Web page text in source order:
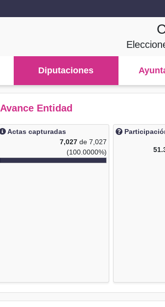
Diputaciones
Avance Entidad
Actas capturadas
7,027 de 7,027
(100.0000%)